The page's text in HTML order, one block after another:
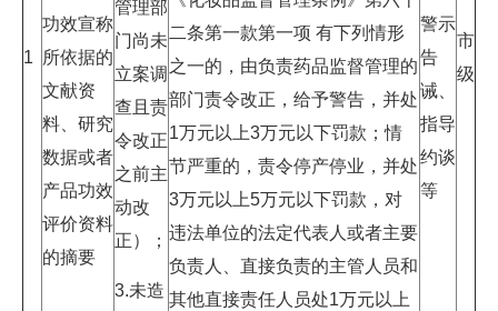
1
功效宣称
所依据的
文献资
料、研究
数据或者
产品功效
评价资料
的摘要
管理部
门尚未
立案调
查且责
令改正
之前主
动改
正）；
3.未造
二条第一款第一项 有下列情形
之一的，由负责药品监督管理的
部门责令改正，给予警告，并处
1万元以上3万元以下罚款；情
节严重的，责令停产停业，并处
3万元以上5万元以下罚款，对
违法单位的法定代表人或者主要
负责人、直接负责的主管人员和
其他直接责任人员处1万元以上
警示
告
诫、
指导
约谈
等
市
级